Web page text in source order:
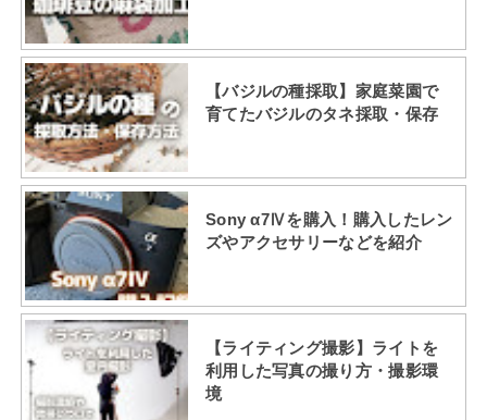
【バジルの種採取】家庭菜園で
育てたバジルのタネ採取・保存
Sony α7Ⅳを購入！購入したレン
ズやアクセサリーなどを紹介
【ライティング撮影】ライトを
利用した写真の撮り方・撮影環
境